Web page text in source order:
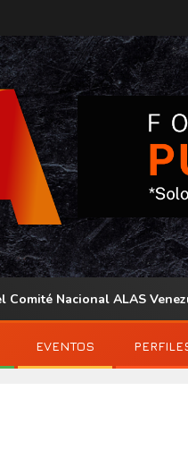
Nacional ALAS Venezuela
EVENTOS